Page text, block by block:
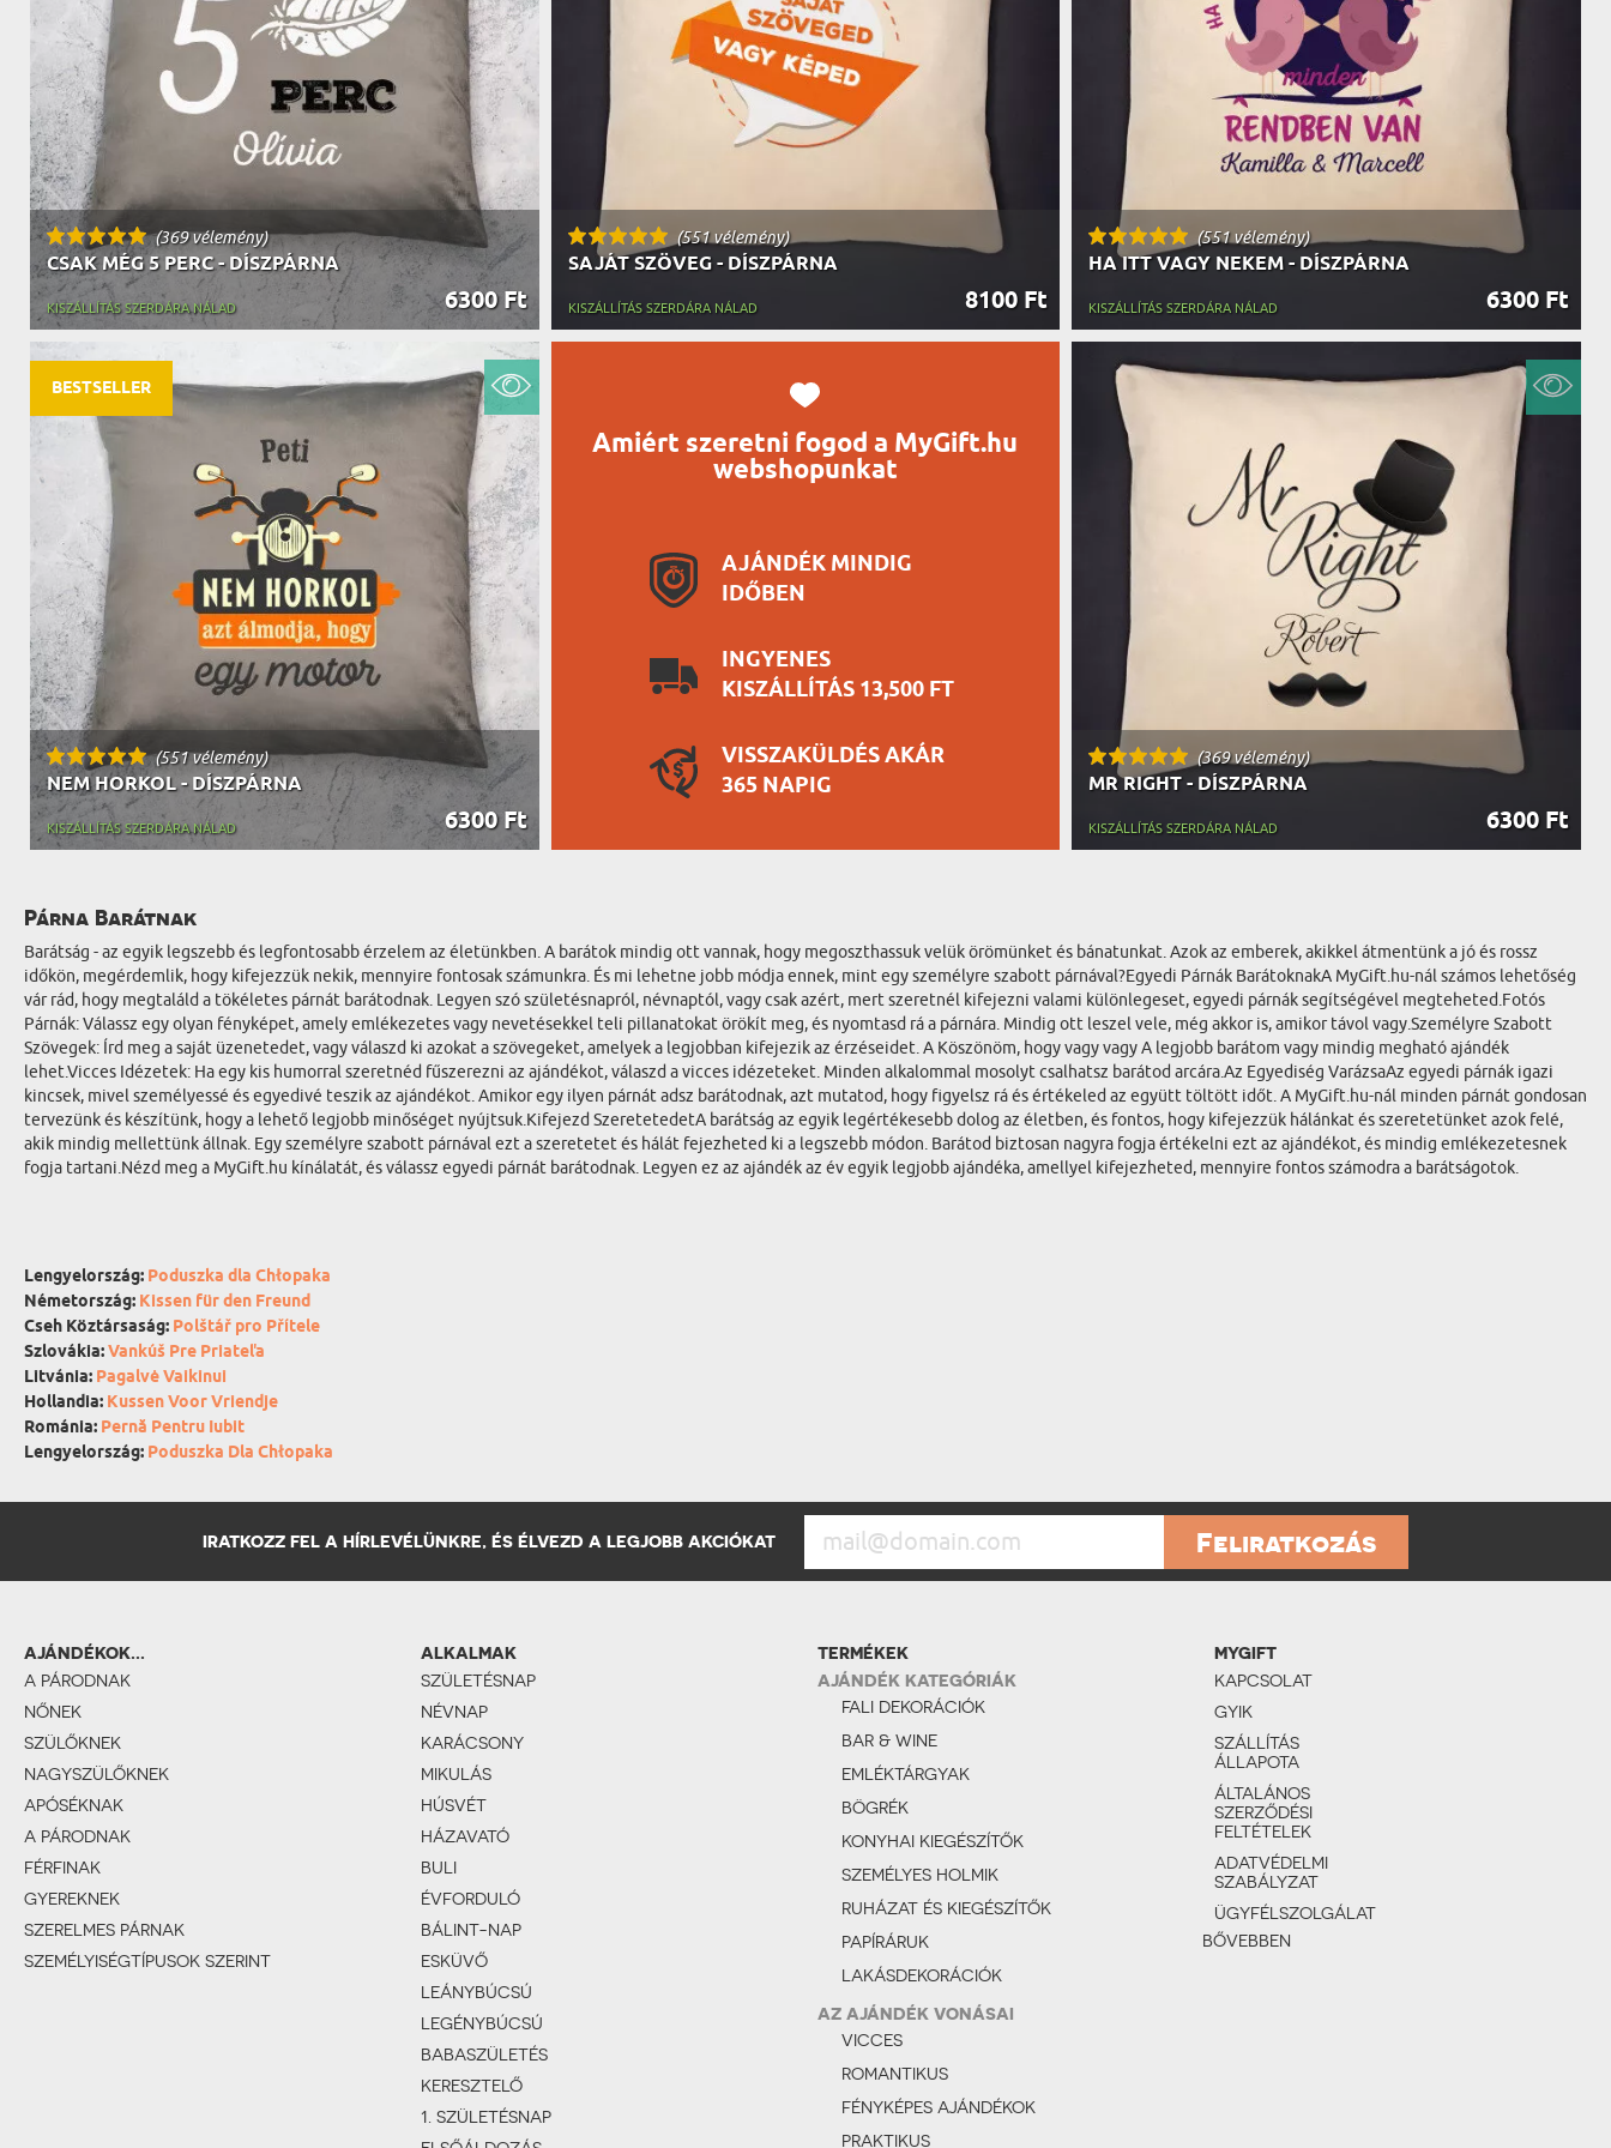
APÓSÉKNAK
UTAZÓNAK
VICCELŐDŐNEK
ÉLELMISZEREK
AZ AJÁNDÉK VONÁSAI
(369 vélemény)
CSAK MÉG 5 PERC - DÍSZPÁRNA
6300 Ft
KISZÁLLÍTÁS SZERDÁRA NÁLAD
(551 vélemény)
SAJÁT SZÖVEG - DÍSZPÁRNA
8100 Ft
KISZÁLLÍTÁS SZERDÁRA NÁLAD
Amiért szeretni fogod a MyGift.hu
webshopunkat
AJÁNDÉK MINDIG
IDŐBEN
INGYENES
KISZÁLLÍTÁS 13,500 FT
VISSZAKÜLDÉS AKÁR
365 NAPIG
(551 vélemény)
HA ITT VAGY NEKEM - DÍSZPÁRNA
6300 Ft
KISZÁLLÍTÁS SZERDÁRA NÁLAD
(551 vélemény)
NEM HORKOL - DÍSZPÁRNA
6300 Ft
KISZÁLLÍTÁS SZERDÁRA NÁLAD
BESTSELLER
(369 vélemény)
MR RIGHT - DÍSZPÁRNA
6300 Ft
KISZÁLLÍTÁS SZERDÁRA NÁLAD
Párna Barátnak
Barátság - az egyik legszebb és legfontosabb érzelem az életünkben. A barátok mindig ott vannak, hogy megoszthassuk velük örömünket és bánatunkat. Azok az emberek, akikkel átmentünk a jó és rossz
időkön, megérdemlik, hogy kifejezzük nekik, mennyire fontosak számunkra. És mi lehetne jobb módja ennek, mint egy személyre szabott párnával?Egyedi Párnák BarátoknakA MyGift.hu-nál számos lehetőség
vár rád, hogy megtaláld a tökéletes párnát barátodnak. Legyen szó születésnapról, névnaptól, vagy csak azért, mert szeretnél kifejezni valami különlegeset, egyedi párnák segítségével megteheted.Fotós
Párnák: Válassz egy olyan fényképet, amely emlékezetes vagy nevetésekkel teli pillanatokat örökít meg, és nyomtasd rá a párnára. Mindig ott leszel vele, még akkor is, amikor távol vagy.Személyre Szabott
Szövegek: Írd meg a saját üzenetedet, vagy válaszd ki azokat a szövegeket, amelyek a legjobban kifejezik az érzéseidet. A Köszönöm, hogy vagy vagy A legjobb barátom vagy mindig megható ajándék
lehet.Vicces Idézetek: Ha egy kis humorral szeretnéd fűszerezni az ajándékot, válaszd a vicces idézeteket. Minden alkalommal mosolyt csalhatsz barátod arcára.Az Egyediség VarázsaAz egyedi párnák igazi
kincsek, mivel személyessé és egyedivé teszik az ajándékot. Amikor egy ilyen párnát adsz barátodnak, azt mutatod, hogy figyelsz rá és értékeled az együtt töltött időt. A MyGift.hu-nál minden párnát gondosan
tervezünk és készítünk, hogy a lehető legjobb minőséget nyújtsuk.Kifejezd SzeretetedetA barátság az egyik legértékesebb dolog az életben, és fontos, hogy kifejezzük hálánkat és szeretetünket azok felé,
akik mindig mellettünk állnak. Egy személyre szabott párnával ezt a szeretetet és hálát fejezheted ki a legszebb módon. Barátod biztosan nagyra fogja értékelni ezt az ajándékot, és mindig emlékezetesnek
fogja tartani.Nézd meg a MyGift.hu kínálatát, és válassz egyedi párnát barátodnak. Legyen ez az ajándék az év egyik legjobb ajándéka, amellyel kifejezheted, mennyire fontos számodra a barátságotok.
Lengyelország: Poduszka dla Chłopaka
Németország: Kissen für den Freund
Cseh Köztársaság: Polštář pro Přítele
Szlovákia:Vankúš Pre Priateľa
Litvánia: Pagalvė Vaikinui
Hollandia: Kussen Voor Vriendje
Románia: Pernă Pentru Iubit
Lengyelország: Poduszka Dla Chłopaka
IRATKOZZ FEL A HÍRLEVÉLÜNKRE, ÉS ÉLVEZD A LEGJOBB AKCIÓKAT Feliratkozás
AJÁNDÉKOK...
A PÁRODNAK
NŐNEK
SZÜLŐKNEK
NAGYSZÜLŐKNEK
APÓSÉKNAK
A PÁRODNAK
FÉRFINAK
GYEREKNEK
SZERELMES PÁRNAK
SZEMÉLYISÉGTÍPUSOK SZERINT
ALKALMAK
SZÜLETÉSNAP
NÉVNAP
KARÁCSONY
MIKULÁS
HÚSVÉT
HÁZAVATÓ
BULI
ÉVFORDULÓ
BÁLINT-NAP
ESKÜVŐ
LEÁNYBÚCSÚ
LEGÉNYBÚCSÚ
BABASZÜLETÉS
KERESZTELŐ
1. SZÜLETÉSNAP
TERMÉKEK
AJÁNDÉK KATEGÓRIÁK
FALI DEKORÁCIÓK
BAR & WINE
EMLÉKTÁRGYAK
BÖGRÉK
KONYHAI KIEGÉSZÍTŐK
SZEMÉLYES HOLMIK
RUHÁZAT ÉS KIEGÉSZÍTŐK
PAPÍRÁRUK
LAKÁSDEKORÁCIÓK
AZ AJÁNDÉK VONÁSAI
VICCES
ROMANTIKUS
FÉNYKÉPES AJÁNDÉKOK
PRAKTIKUS
MYGIFT
KAPCSOLAT
GYIK
SZÁLLÍTÁS
ÁLLAPOTA
ÁLTALÁNOS
SZERZŐDÉSI
FELTÉTELEK
ADATVÉDELMI
SZABÁLYZAT
ÜGYFÉLSZOLGÁLAT
BŐVEBBEN